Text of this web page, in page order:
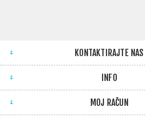
KONTAKTIRAJTE NAS
INFO
MOJ RAČUN